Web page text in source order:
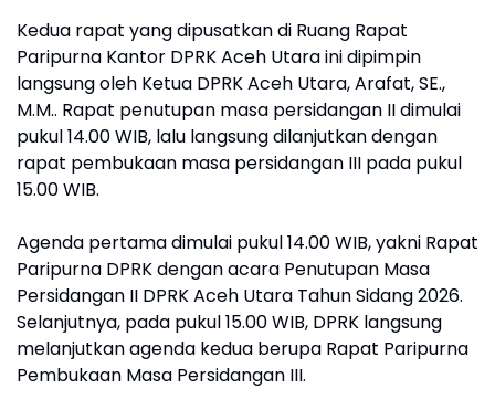
Kedua rapat yang dipusatkan di Ruang Rapat
Paripurna Kantor DPRK Aceh Utara ini dipimpin
langsung oleh Ketua DPRK Aceh Utara, Arafat, SE.,
M.M.. Rapat penutupan masa persidangan II dimulai
pukul 14.00 WIB, lalu langsung dilanjutkan dengan
rapat pembukaan masa persidangan III pada pukul
15.00 WIB.
Agenda pertama dimulai pukul 14.00 WIB, yakni Rapat
Paripurna DPRK dengan acara Penutupan Masa
Persidangan II DPRK Aceh Utara Tahun Sidang 2026.
Selanjutnya, pada pukul 15.00 WIB, DPRK langsung
melanjutkan agenda kedua berupa Rapat Paripurna
Pembukaan Masa Persidangan III.